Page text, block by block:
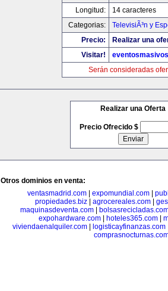
Longitud:
14 caracteres
Categorias:
TelevisiÃ³n y
Precio:
Realizar una
Visitar!
Serán consideradas
Realizar una Oferta
Precio Ofrecido $
Otros dominios en venta:
ventasmadrid.com
expomundial.com
propiedades.biz| agrocereales.com|
maquinasdeventa.com
expohardware.com| hoteles365.com|
viviendaenalquiler.com
logisticayfinanzas.com